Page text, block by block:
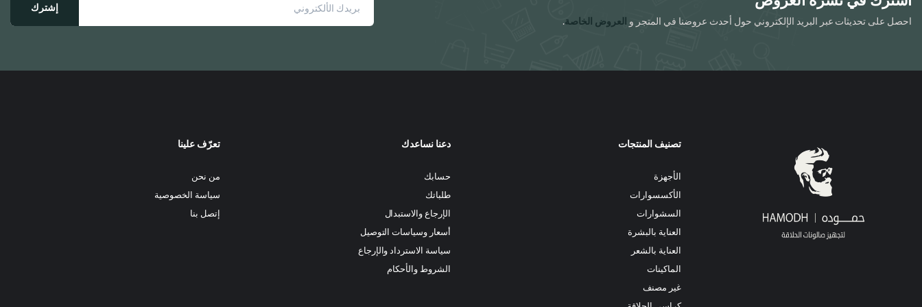
احصل على تحديثات عبر البريد الإلكتروني حول أحدث عروضنا في المتجر و العروض الخاصة.
إشترك
تصنيف المنتجات
الأجهزة
الأكسسوارات
السشوارات
العناية بالبشرة
العناية بالشعر
الماكينات
غير مصنف
دعنا نساعدك
حسابك
طلباتك
الإرجاع والاستبدال
أسعار وسياسات التوصيل
سياسة الاسترداد والإرجاع
الشروط والأحكام
تعرّف علينا
من نحن
سياسة الخصوصية
إتصل بنا